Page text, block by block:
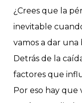
¿Crees que la
inevitable
vamos a dar una
Detrás de la
factores que
Por eso hay